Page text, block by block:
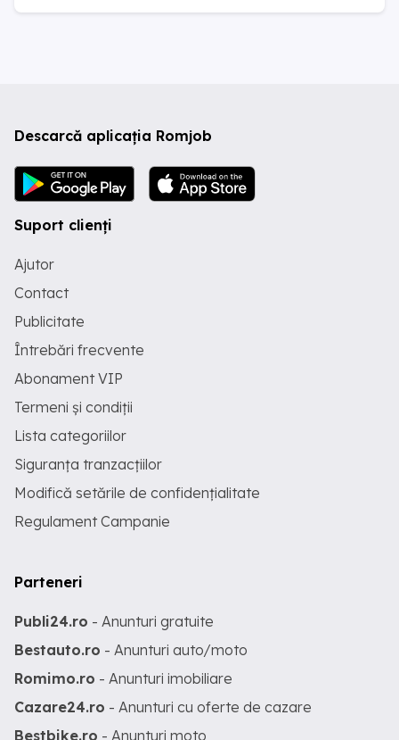
Descarcă aplicația Romjob
Suport clienți
Ajutor
Contact
Publicitate
Întrebări frecvente
Abonament VIP
Termeni și condiții
Lista categoriilor
Siguranța tranzacțiilor
Modifică setările de confidențialitate
Regulament Campanie
Parteneri
Publi24.ro - Anunturi gratuite
Bestauto.ro - Anunturi auto/moto
Romimo.ro - Anunturi imobiliare
Cazare24.ro - Anunturi cu oferte de cazare
Bestbike.ro - Anunturi moto